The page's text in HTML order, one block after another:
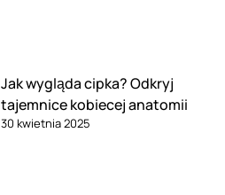
Jak wygląda cipka? Odkryj
tajemnice kobiecej anatomii
30 kwietnia 2025